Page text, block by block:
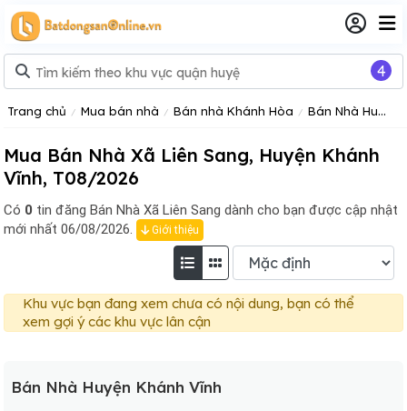
Trang chủ Mua bán nhà Bán nhà Khánh Hòa Bán Nhà Huyện Khánh Vĩnh
Mua Bán Nhà Xã Liên Sang, Huyện Khánh
Vĩnh, T08/2026
Có 0 tin đăng Bán Nhà Xã Liên Sang dành cho bạn được cập nhật
mới nhất 06/08/2026.
Giới thiệu
Khu vực bạn đang xem chưa có nội dung, bạn có thể
xem gợi ý các khu vực lân cận
Bán Nhà Huyện Khánh Vĩnh
4